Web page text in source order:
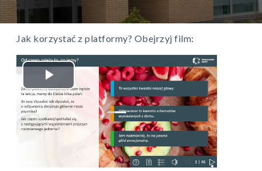
Jak korzystać z platformy? Obejrzyj film:
Odtwarzaj
wideo